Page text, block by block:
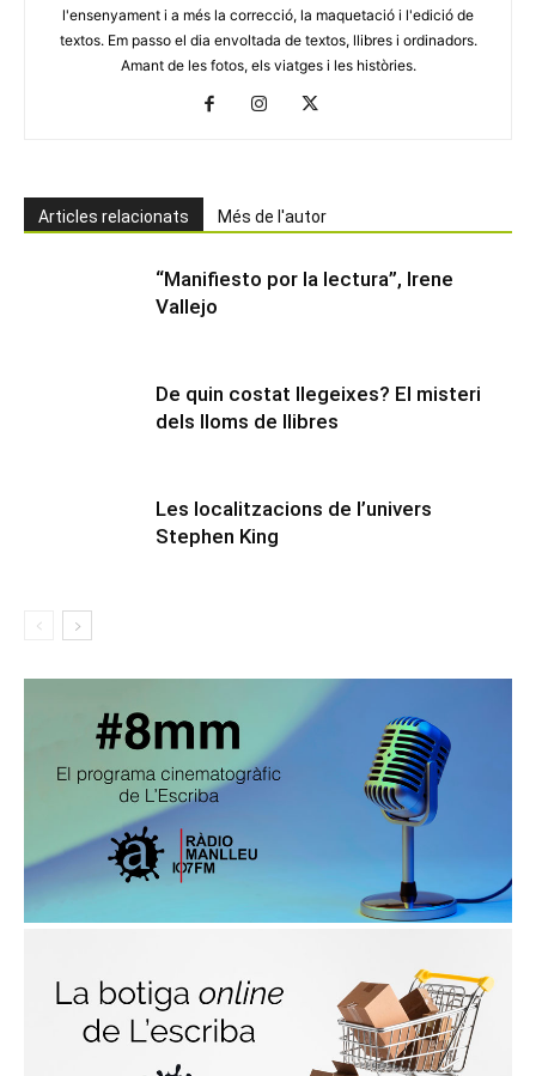
l'ensenyament i a més la correcció, la maquetació i l'edició de
textos. Em passo el dia envoltada de textos, llibres i ordinadors.
Amant de les fotos, els viatges i les històries.
Articles relacionats Més de l'autor
“Manifiesto por la lectura”, Irene
Vallejo
De quin costat llegeixes? El misteri
dels lloms de llibres
Les localitzacions de l’univers
Stephen King